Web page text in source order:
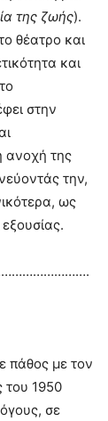
της ζωής).
θέατρο και
και
στην
ανοχή της
την,
ως
πάθος με τον
του 1950
σε